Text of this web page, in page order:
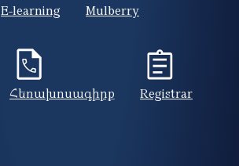
E-learning Mulberry
Հեռախոսագիրք Registrar